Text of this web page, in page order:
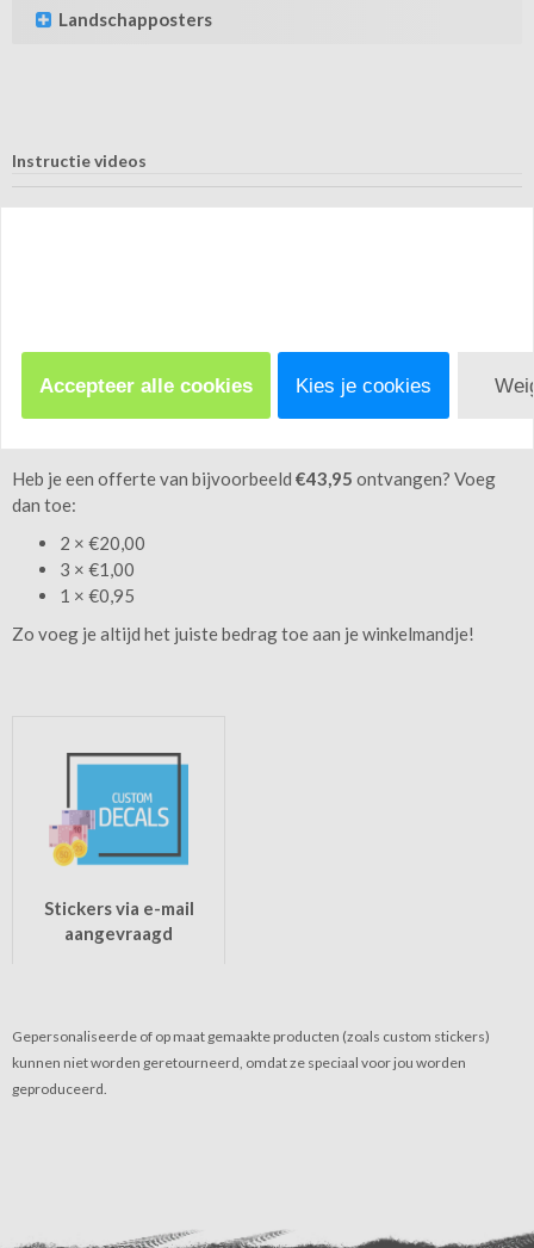
Landschapposters
Instructie videos
ITD - Ink Transfer decals instructional video
Met de betaalbutton kun je zelf het juiste bedrag
Heb je een offerte van bijvoorbeeld €43,95 ontvangen? Voeg
dan toe:
2 × €20,00
3 × €1,00
1 × €0,95
Zo voeg je altijd het juiste bedrag toe aan je winkelmandje!
Stickers via e-mail
aangevraagd
Gepersonaliseerde of op maat gemaakte producten (zoals custom stickers)
kunnen niet worden geretourneerd, omdat ze speciaal voor jou worden
geproduceerd.
Accepteer alle cookies Kies je cookies